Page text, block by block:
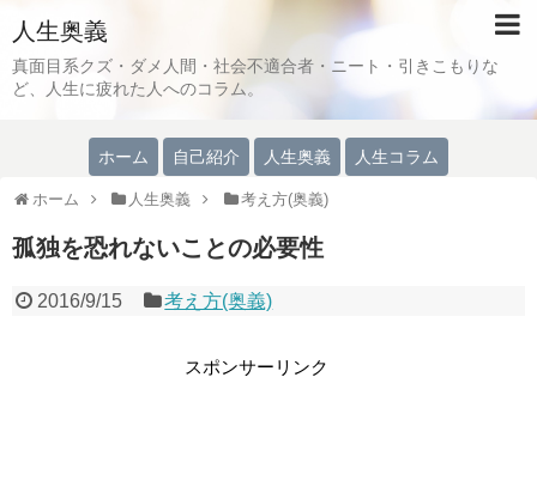
人生奥義
真面目系クズ・ダメ人間・社会不適合者・ニート・引きこもりな
ど、人生に疲れた人へのコラム。
ホーム 自己紹介 人生奥義 人生コラム
ホーム 人生奥義 考え方(奥義)
孤独を恐れないことの必要性
2016/9/15 考え方(奥義)
スポンサーリンク